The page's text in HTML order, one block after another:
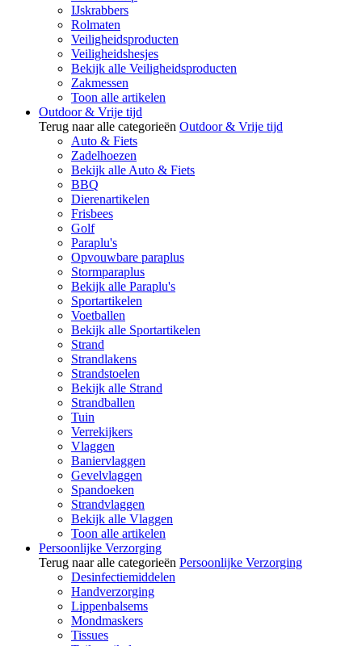
IJskrabbers
Rolmaten
Veiligheidsproducten
Veiligheidshesjes
Bekijk alle Veiligheidsproducten
Zakmessen
Toon alle artikelen
Outdoor & Vrije tijd
Terug naar alle categorieën Outdoor & Vrije tijd
Auto & Fiets
Zadelhoezen
Bekijk alle Auto & Fiets
BBQ
Dierenartikelen
Frisbees
Golf
Paraplu's
Opvouwbare paraplus
Stormparaplus
Bekijk alle Paraplu's
Sportartikelen
Voetballen
Bekijk alle Sportartikelen
Strand
Strandlakens
Strandstoelen
Bekijk alle Strand
Strandballen
Tuin
Verrekijkers
Vlaggen
Baniervlaggen
Gevelvlaggen
Spandoeken
Strandvlaggen
Bekijk alle Vlaggen
Toon alle artikelen
Persoonlijke Verzorging
Terug naar alle categorieën Persoonlijke Verzorging
Desinfectiemiddelen
Handverzorging
Lippenbalsems
Mondmaskers
Tissues